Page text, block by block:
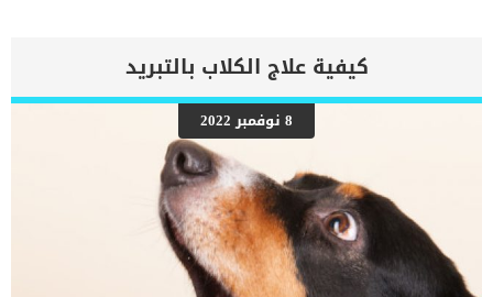
الكلاب يفضلون امتلاك قطط ايضا ومن السهل ان تنتقل العدوى بينهم.
قشرة الرأس المتحركة عند الكلاب حالة مرضية معدية, تنتشر فى الامكان
التى يوجد بها اكثر من كلب وبالاخص فى الشلاتر. . تتسبب هذه الحالة في
تقشر الجلد وتقشره ، مما يجعله منتفخًا ومثيرًا للحكة. كما تسبب هذه
الحالة مظهر غير محبب اطلاقا للكلب. مما يزعج جميع افراد المنزل من شكل
الكلب. يعود اسم هذه الحالة الى تحرك العث من تحت الطبقة الجلدية التى
تقوم الافات بتقشيرها وفصلها عن الطبقات الاخرى. اقرا ايضا: معلومات
عن حساسية الاعشاب عند الكلاب ترتبط هذه الحالة ايضا […]
كيفية علاج الكلاب بالتبريد
8 نوفمبر 2022